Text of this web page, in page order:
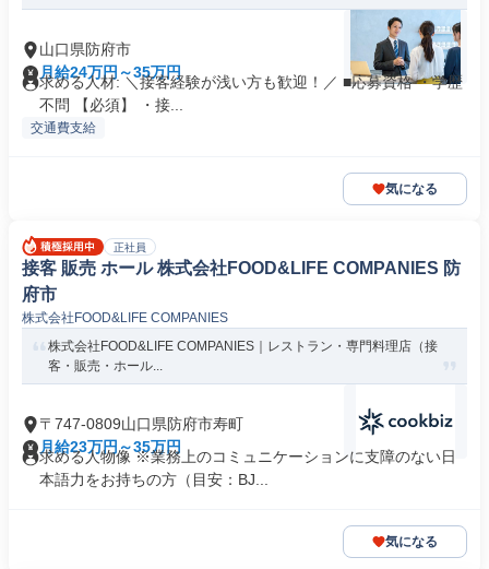
山口県防府市
月給24万円～35万円
求める人材: ＼接客経験が浅い方も歓迎！／ ■応募資格 ・学歴
不問 【必須】 ・接...
交通費支給
気になる
正社員
接客 販売 ホール 株式会社FOOD&LIFE COMPANIES 防
府市
株式会社FOOD&LIFE COMPANIES
株式会社FOOD&LIFE COMPANIES｜レストラン・専門料理店（接
客・販売・ホール...
〒747-0809山口県防府市寿町
月給23万円～35万円
求める人物像 ※業務上のコミュニケーションに支障のない日
本語力をお持ちの方（目安：BJ...
気になる